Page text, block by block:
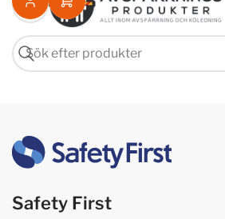
Sök
Logga
in
Öppna
minikorgen
Safety First